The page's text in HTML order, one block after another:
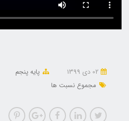
پایه پنجم
مجموع نسبت ها